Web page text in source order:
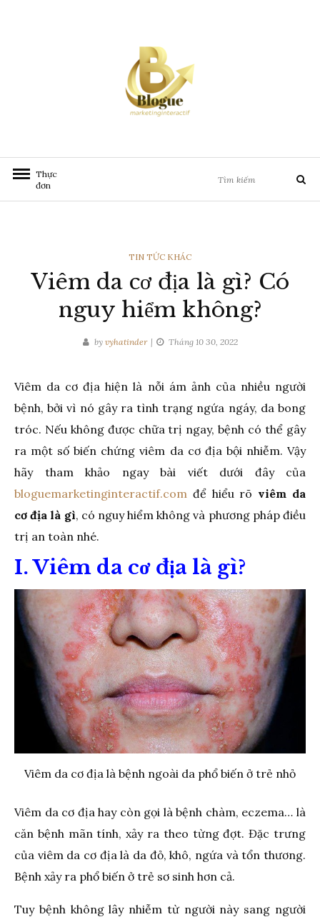
Thực
đơn
kiếm:
Tìm
THỂ
LOẠI
TIN TỨC KHÁC
Viêm da cơ địa là gì? Có
nguy hiểm không?
by vyhatinder Tháng 10 30, 2022
Viêm da cơ địa hiện là nỗi ám ảnh của nhiều người
bệnh, bởi vì nó gây ra tình trạng ngứa ngáy, da bong
tróc. Nếu không được chữa trị ngay, bệnh có thể gây
ra một số biến chứng viêm da cơ địa bội nhiễm. Vậy
hãy tham khảo ngay bài viết dưới đây của
bloguemarketinginteractif.com để hiểu rõ viêm da
cơ địa là gì, có nguy hiểm không và phương pháp điều
trị an toàn nhé.
I. Viêm da cơ địa là gì?
Viêm da cơ địa là bệnh ngoài da phổ biến ở trẻ nhỏ
Viêm da cơ địa hay còn gọi là bệnh chàm, eczema… là
căn bệnh mãn tính, xảy ra theo từng đợt. Đặc trưng
của viêm da cơ địa là da đỏ, khô, ngứa và tổn thương.
Bệnh xảy ra phổ biến ở trẻ sơ sinh hơn cả.
Tuy bệnh không lây nhiễm từ người này sang người